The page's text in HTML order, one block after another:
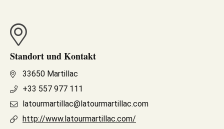
Standort und Kontakt
33650 Martillac
+33 557 977 111
latourmartillac@latourmartillac.com
http://www.latourmartillac.com/